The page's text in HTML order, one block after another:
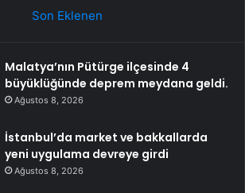
Son Eklenen
Malatya’nın Pütürge ilçesinde 4
büyüklüğünde deprem meydana geldi.
Ağustos 8, 2026
İstanbul’da market ve bakkallarda
yeni uygulama devreye girdi
Ağustos 8, 2026